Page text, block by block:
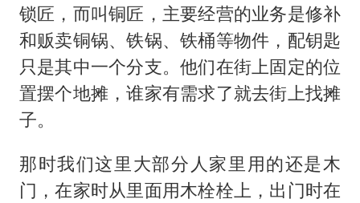
锁匠，而叫铜匠，主要经营的业务是修补
和贩卖铜锅、铁锅、铁桶等物件，配钥匙
只是其中一个分支。他们在街上固定的位
置摆个地摊，谁家有需求了就去街上找摊
子。
那时我们这里大部分人家里用的还是木
门，在家时从里面用木栓栓上，出门时在